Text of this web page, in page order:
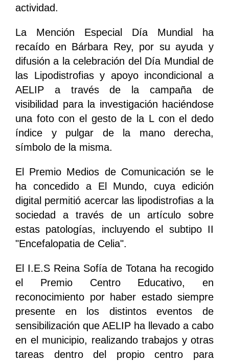
actividad.
La Mención Especial Día Mundial ha
recaído en Bárbara Rey, por su ayuda y
difusión a la celebración del Día Mundial de
las Lipodistrofias y apoyo incondicional a
AELIP a través de la campaña de
visibilidad para la investigación haciéndose
una foto con el gesto de la L con el dedo
índice y pulgar de la mano derecha,
símbolo de la misma.
El Premio Medios de Comunicación se le
ha concedido a El Mundo, cuya edición
digital permitió acercar las lipodistrofias a la
sociedad a través de un artículo sobre
estas patologías, incluyendo el subtipo II
"Encefalopatia de Celia".
El I.E.S Reina Sofía de Totana ha recogido
el Premio Centro Educativo, en
reconocimiento por haber estado siempre
presente en los distintos eventos de
sensibilización que AELIP ha llevado a cabo
en el municipio, realizando trabajos y otras
tareas dentro del propio centro para